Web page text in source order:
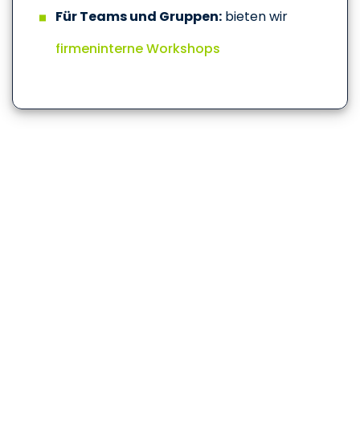
Für Teams und Gruppen:bieten wir
firmeninterne Workshops